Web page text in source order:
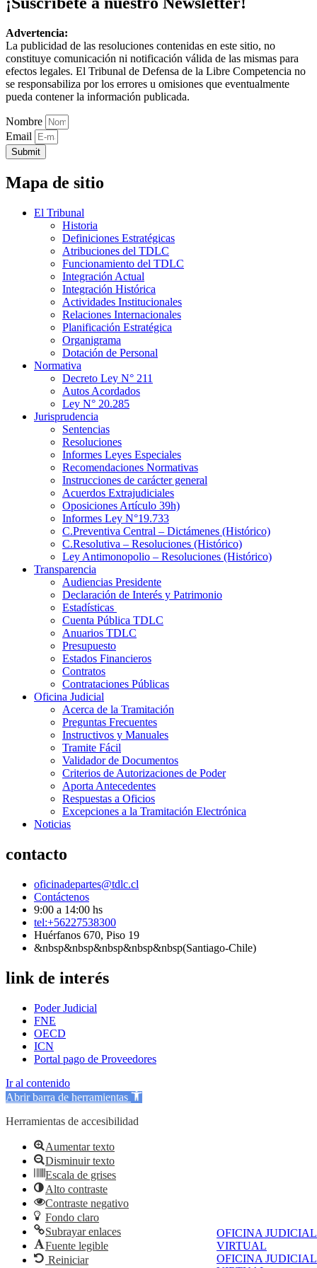
OFICINA JUDICIAL
VIRTUAL
OFICINA JUDICIAL
Advertencia:
La publicidad de las resoluciones contenidas en este sitio, no
constituye comunicación ni notificación válida de las mismas para
efectos legales. El Tribunal de Defensa de la Libre Competencia no
se responsabiliza por los errores u omisiones que eventualmente
pueda contener la información publicada.
Nombre
Email
Submit
Mapa de sitio
El Tribunal
Historia
Definiciones Estratégicas
Atribuciones del TDLC
Funcionamiento del TDLC
Integración Actual
Integración Histórica
Actividades Institucionales
Relaciones Internacionales
Planificación Estratégica
Organigrama
Dotación de Personal
Normativa
Decreto Ley N° 211
Autos Acordados
Ley N° 20.285
Jurisprudencia
Sentencias
Resoluciones
Informes Leyes Especiales
Recomendaciones Normativas
Instrucciones de carácter general
Acuerdos Extrajudiciales
Oposiciones Artículo 39h)
Informes Ley N°19.733
C.Preventiva Central – Dictámenes (Histórico)
C.Resolutiva – Resoluciones (Histórico)
Ley Antimonopolio – Resoluciones (Histórico)
Transparencia
Audiencias Presidente
Declaración de Interés y Patrimonio
Estadísticas
Cuenta Pública TDLC
Anuarios TDLC
Presupuesto
Estados Financieros
Contratos
Contrataciones Públicas
Oficina Judicial
Acerca de la Tramitación
Preguntas Frecuentes
Instructivos y Manuales
Tramite Fácil
Validador de Documentos
Criterios de Autorizaciones de Poder
Aporta Antecedentes
Respuestas a Oficios
Excepciones a la Tramitación Electrónica
Noticias
contacto
oficinadepartes@tdlc.cl
Contáctenos
9:00 a 14:00 hs
tel:+56227538300
Huérfanos 670, Piso 19
&nbsp&nbsp&nbsp&nbsp&nbsp(Santiago-Chile)
link de interés
Poder Judicial
FNE
OECD
ICN
Portal pago de Proveedores
Ir al contenido
Abrir barra de herramientas
Herramientas de accesibilidad
Aumentar texto
Disminuir texto
Escala de grises
Alto contraste
Contraste negativo
Fondo claro
Subrayar enlaces
Fuente legible
Reiniciar